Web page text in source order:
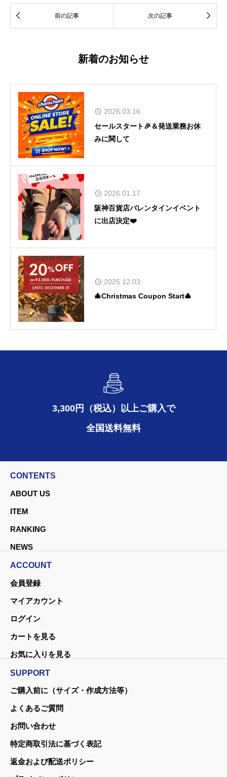
 前の記事 次の記事 
新着のお知らせ
2026.03.16
セールスタート🎉＆発送業務お休
みに関して
2026.01.17
阪神百貨店バレンタインイベント
に出店決定❤️
2025.12.03
🎄Christmas Coupon Start🎄
3,300円（税込）以上ご購入で
全国送料無料
CONTENTS
ABOUT US
ITEM
RANKING
NEWS
ACCOUNT
会員登録
マイアカウント
ログイン
カートを見る
お気に入りを見る
SUPPORT
ご購入前に（サイズ・作成方法等）
よくあるご質問
お問い合わせ
特定商取引法に基づく表記
返金および配送ポリシー